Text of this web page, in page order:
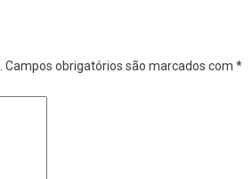
Campos obrigatórios são marcados com *